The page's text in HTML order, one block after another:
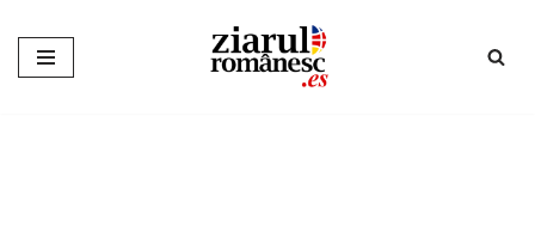
Sari